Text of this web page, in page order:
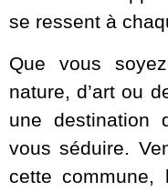
se ressent à
Que vous
nature, d’art ou
une destination
vous séduire.
cette commune,